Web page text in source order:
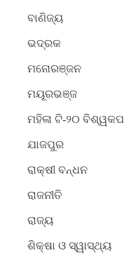
ବାଣିଜ୍ୟ
ଭଦ୍ରକ
ମନୋରଞ୍ଜନ
ମୟୂରଭଞ୍ଜ
ମହିଳା ଟି-୨୦ ବିଶ୍ୱକପ
ଯାଜପୁର
ରାକ୍ଷୀ ବନ୍ଧନ
ରାଜନୀତି
ରାଜ୍ୟ
ଶିକ୍ଷା ଓ ସ୍ୱାସ୍ଥ୍ୟ